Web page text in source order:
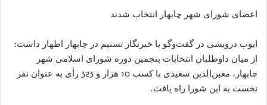
اعضای شورای شهر چابهار انتخاب شدند‌
ایوب درویشی در گفت‌وگو با خبرنگار تسنیم در چابهار اظهار داشت:
از میان داوطلبان انتخابات پنجمین دوره شورای اسلامی شهر
چابهار، معین‌الدین سعیدی با کسب 10 هزار و 323 رأی به عنوان نفر
نخست به این شورا راه یافت.